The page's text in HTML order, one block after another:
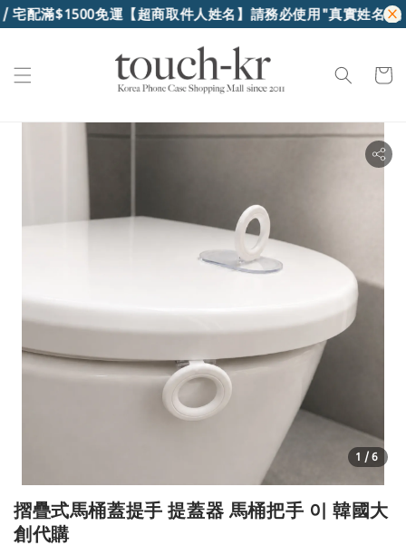
配滿$1500免運【超商取件人姓名】請務必使用"真實姓名"，
1 /6
摺疊式馬桶蓋提手 提蓋器 馬桶把手 이 韓國大
創代購